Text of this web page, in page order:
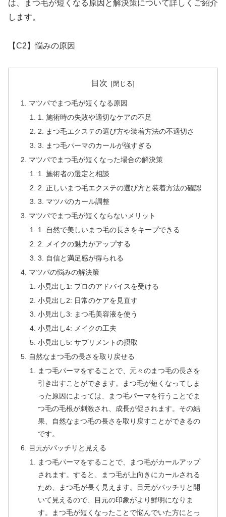
は、まつ毛が短くなる原因と解決策について詳しくご紹介
します。
【C2】悩みの原因
目次
マツパでまつ毛が短くなる原因
1. 施術時の失敗や適切なケアの不足
2. まつ毛エクステの選び方や装着方法の不適切さ
3. まつ毛パーマのカールが強すぎる
マツパでまつ毛が短くなった場合の解決策
1. 施術者の選定と相談
2. 正しいまつ毛エクステの選び方と装着方法の確認
3. マツパのカール調整
マツパでまつ毛が短くならないメリット
1. 自然で美しいまつ毛の長さをキープできる
2. メイクの魅力がアップする
3. 自信と満足感が得られる
マツパの悩みの解決策
小見出し1: プロのアドバイスを受ける
小見出し2: 日常のケアを見直す
小見出し3: まつ毛美容液を使う
小見出し4: メイクの工夫
小見出し5: サプリメントの摂取
自然なまつ毛の長さを取り戻せる
まつ毛パーマをすることで、元々のまつ毛の長さを
引き出すことができます。まつ毛が短くなってしま
った原因によっては、まつ毛パーマを行うことでま
つ毛の毛根が刺激され、成長が促されます。その結
果、自然なまつ毛の長さを取り戻すことができるの
です。
目元がパッチリと見える
まつ毛パーマをすることで、まつ毛がカールアップ
されます。すると、まつ毛が上向きにカールされる
ため、まつ毛が長く見えます。目元がパッチリと開
いて見えるので、目元の印象がより鮮明になりま
す。まつ毛が短くなったことで悩んでいた方にとっ